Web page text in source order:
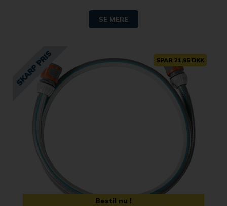
SE MERE
SPAR 21,95 DKK
Bestil nu !